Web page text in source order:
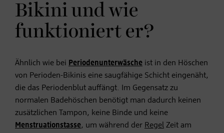
Bikini und wie
funktioniert er?
Ähnlich wie bei Periodenunterwäsche ist in den Höschen
von Perioden-Bikinis eine saugfähige Schicht eingenäht,
die das Periodenblut auffängt. Im Gegensatz zu
normalen Badehöschen benötigt man dadurch keinen
zusätzlichen Tampon, keine Binde und keine
Menstruationstasse, um während der Regel Zeit am